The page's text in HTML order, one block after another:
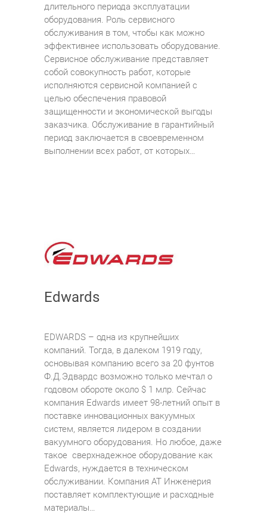
длительного периода эксплуатации
оборудования. Роль сервисного
обслуживания в том, чтобы как можно
эффективнее использовать оборудование.
Сервисное обслуживание представляет
собой совокупность работ, которые
исполняются сервисной компанией с
целью обеспечения правовой
защищенности и экономической выгоды
заказчика. Обслуживание в гарантийный
период заключается в своевременном
выполнении всех работ, от которых…
Edwards
EDWARDS – одна из крупнейших
компаний. Тогда, в далеком 1919 году,
основывая компанию всего за 20 фунтов
Ф.Д.Эдвардс возможно только мечтал о
годовом обороте около $ 1 млр. Сейчас
компания Edwards имеет 98-летний опыт в
поставке инновационных вакуумных
систем, является лидером в создании
вакуумного оборудования. Но любое, даже
такое сверхнадежное оборудование как
Edwards, нуждается в техническом
обслуживании. Компания АТ Инженерия
поставляет комплектующие и расходные
материалы…